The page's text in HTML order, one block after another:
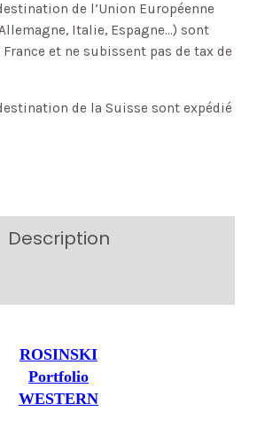
de l’Union Européenne
Italie, Espagne…) sont
et ne subissent pas de tax de
de la Suisse sont expédié
Description
ROSINSKI
Portfolio
WESTERN